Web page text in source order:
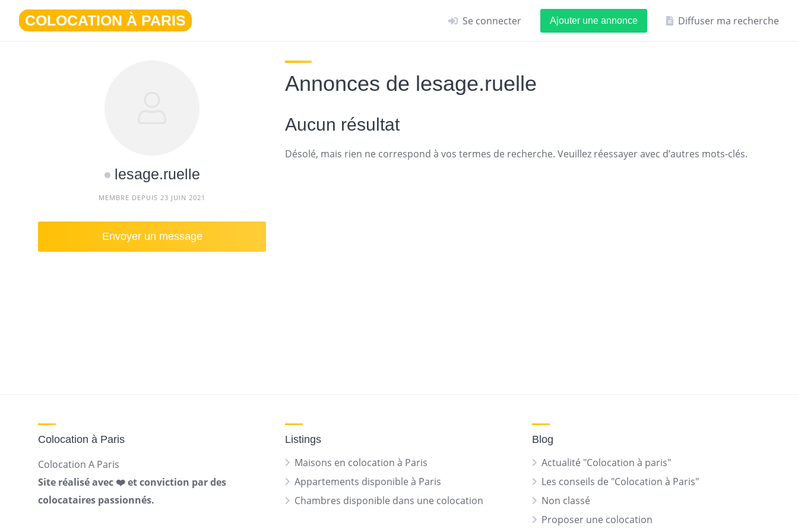
contenu
COLOCATION À PARIS Se connecter Ajouter une annonce Diffuser ma recherche
lesage.ruelle
MEMBRE DEPUIS 23 JUIN 2021
Envoyer un message
Annonces de lesage.ruelle
Aucun résultat
Désolé, mais rien ne correspond à vos termes de recherche. Veuillez réessayer avec d’autres mots-clés.
Colocation à Paris
Colocation A Paris
Site réalisé avec ❤️ et conviction par des
colocataires passionnés.
Listings
Maisons en colocation à Paris
Appartements disponible à Paris
Chambres disponible dans une colocation
Blog
Actualité "Colocation à paris"
Les conseils de "Colocation à Paris"
Non classé
Proposer une colocation